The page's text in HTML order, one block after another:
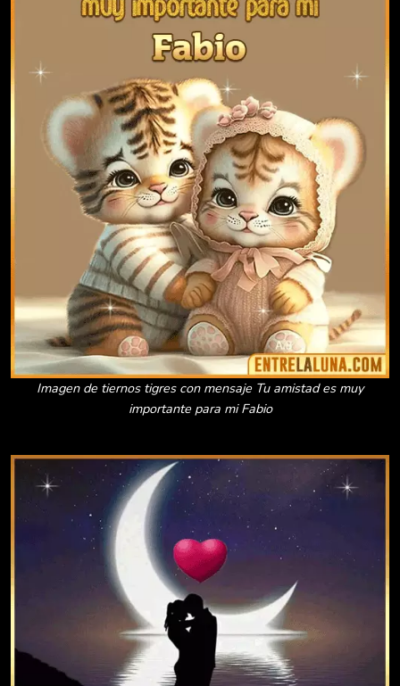
Imagen de tiernos tigres con mensaje Tu amistad es muy
importante para mi Fabio